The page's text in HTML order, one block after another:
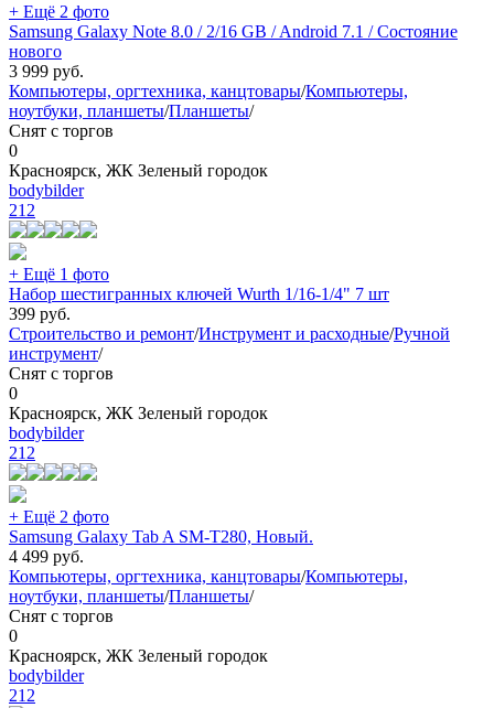
+ Ещё 2 фото
Samsung Galaxy Note 8.0 / 2/16 GB / Android 7.1 / Состояние
нового
3 999 руб.
Компьютеры, оргтехника, канцтовары/Компьютеры,
ноутбуки, планшеты/Планшеты/
Снят с торгов
0
Красноярск, ЖК Зеленый городок
bodybilder
212
+ Ещё 1 фото
Набор шестигранных ключей Wurth 1/16-1/4" 7 шт
399 руб.
Строительство и ремонт/Инструмент и расходные/Ручной
инструмент/
Снят с торгов
0
Красноярск, ЖК Зеленый городок
bodybilder
212
+ Ещё 2 фото
Samsung Galaxy Tab A SM-T280, Новый.
4 499 руб.
Компьютеры, оргтехника, канцтовары/Компьютеры,
ноутбуки, планшеты/Планшеты/
Снят с торгов
0
Красноярск, ЖК Зеленый городок
bodybilder
212